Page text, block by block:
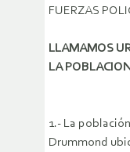
FUERZAS
LLAMAMOS
LA
1.- La
Drummond